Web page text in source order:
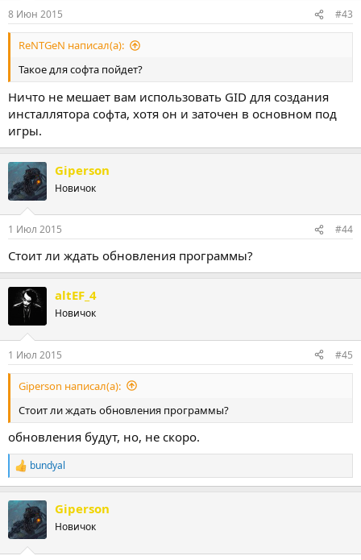
8 Июн 2015 #43
ReNTGeN написал(а):
Такое для софта пойдет?
Ничто не мешает вам использовать GID для создания
инсталлятора софта, хотя он и заточен в основном под
игры.
Giperson
Новичок
1 Июл 2015 #44
Стоит ли ждать обновления программы?
altEF_4
Новичок
1 Июл 2015 #45
Giperson написал(а):
Стоит ли ждать обновления программы?
обновления будут, но, не скоро.
Р
е
к
ц
и
bundyal
Giperson
Новичок